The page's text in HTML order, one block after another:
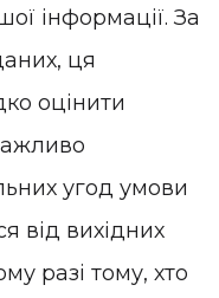
інформації. За
ця
оцінити
угод умови
від вихідних
разі тому, хто